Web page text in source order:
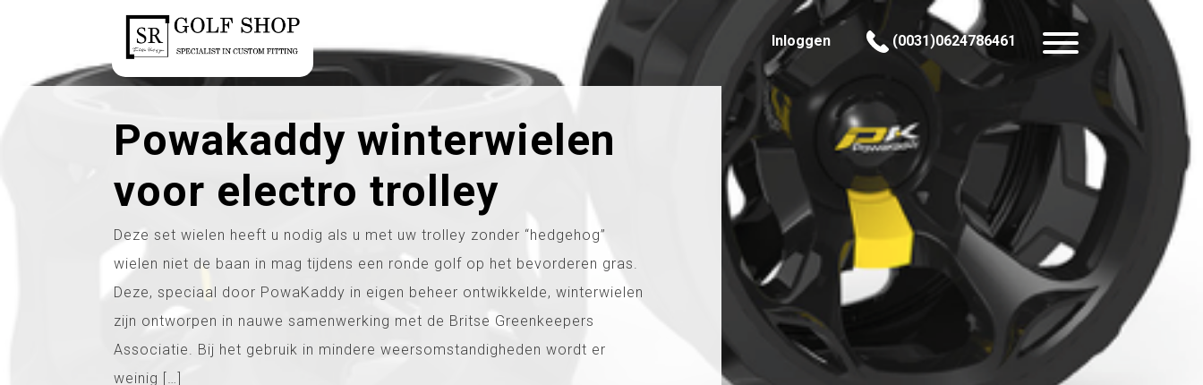
Inloggen (0031)0624786461
Powakaddy winterwielen
voor electro trolley
Deze set wielen heeft u nodig als u met uw trolley zonder “hedgehog”
wielen niet de baan in mag tijdens een ronde golf op het bevorderen gras.
Deze, speciaal door PowaKaddy in eigen beheer ontwikkelde, winterwielen
zijn ontworpen in nauwe samenwerking met de Britse Greenkeepers
Associatie. Bij het gebruik in mindere weersomstandigheden wordt er
weinig […]